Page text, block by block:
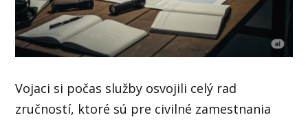
Vojaci si počas služby osvojili celý rad
zručností, ktoré sú pre civilné zamestnania